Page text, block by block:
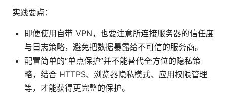
实践要点：
即便使用自带 VPN，也要注意所连接服务器的信任度
与日志策略，避免把数据暴露给不可信的服务商。
配置简单的“单点保护”并不能替代全方位的隐私策
略，结合 HTTPS、浏览器隐私模式、应用权限管理
等，才能获得更完整的保护。